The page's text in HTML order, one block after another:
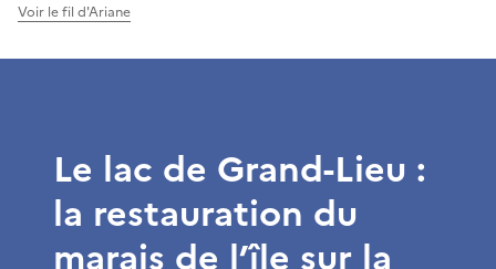
Voir le fil d'Ariane
Le lac de Grand-Lieu :
la restauration du
marais de l’île sur la